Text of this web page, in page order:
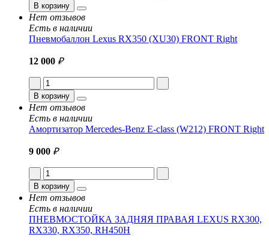
В корзину
Нет отзывов
Есть в наличии
Пневмобаллон Lexus RX350 (XU30) FRONT Right
12 000 ₽
В корзину
Нет отзывов
Есть в наличии
Амортизатор Mercedes-Benz E-class (W212) FRONT Right
9 000 ₽
В корзину
Нет отзывов
Есть в наличии
ПНЕВМОСТОЙКА ЗАДНЯЯ ПРАВАЯ LEXUS RX300,
RX330, RX350, RH450H